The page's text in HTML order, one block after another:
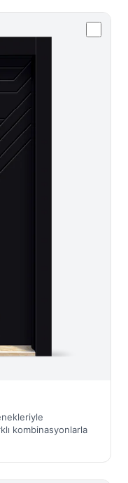
kombinasyonlarla